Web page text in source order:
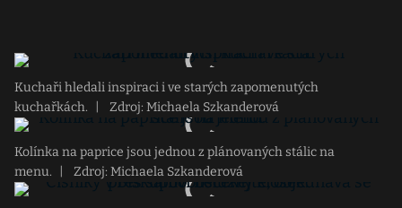
Kuchaři hledali inspiraci i ve starých zapomenutých
kuchařkách.
Zdroj: Michaela Szkanderová
Kolínka na paprice jsou jednou z plánovaných stálic na
menu.
Zdroj: Michaela Szkanderová